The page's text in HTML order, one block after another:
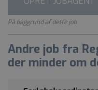
På baggrund af dette job
Andre job fra
der minder om